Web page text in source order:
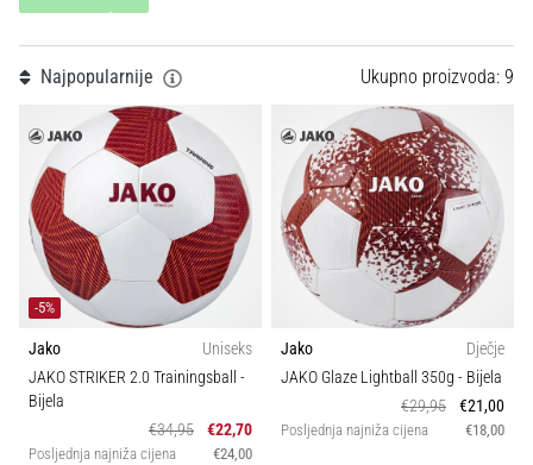
tisak
sportske
1. 7. 2025
1 min. čitanja
Play
for
More
Victories
Pripremi
za
Tip lopte
Kolekcija
Sport
Svojstva
Težina (g)
Najpopularnije Ukupno proizvoda: 9
-5%
Jako
Uniseks
JAKO STRIKER 2.0 Trainingsball -
Bijela
€34,95
€22,70
Posljednja najniža cijena €24,00
Jako
Dječje
JAKO Glaze Lightball 350g - Bijela
€29,95
€21,00
Posljednja najniža cijena €18,00